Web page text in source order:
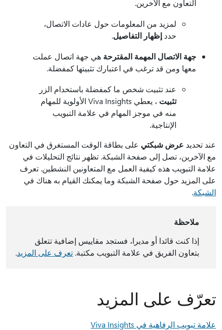
التعاون مع الآخرين.
لمزيد من المعلومات حول عادات الاتصال،
حدد إظهار التفاصيل.
جهة الاتصال المهمة المقترحة هي جهة اتصال عملت
معها ومن قد ترغب في اعتبارك تثبيتها كمفضلة.
عند تثبيت شخص ما كمفضلة باستخدام الزر
تثبيت
، يعطي Viva Insights الأولوية للمهام
منه في موجز المهام في علامة التبويب
الإنتاجية.
عند تحديد عرض شبكتي على بطاقة الوقت المستغرق في التعاون
مع الآخرين، تصل إلى صفحة الشبكة. تظهر نتائج التحليلات في
علامة التبويب هذه كيفية العمل مع المتعاونين النشطين. تعرف
على المزيد حول صفحة الشبكة وما يمكنك القيام به هناك في
الشبكة.
ملاحظة
إذا كنت قائدا أو مديرا، فستجد مقاييس إضافية تتعلق
بتعاون الفريق في علامة التبويب مكتبة. تعرف على المزيد.
تعرّف على المزيد
علامة تبويب الرفاهية في Viva Insights